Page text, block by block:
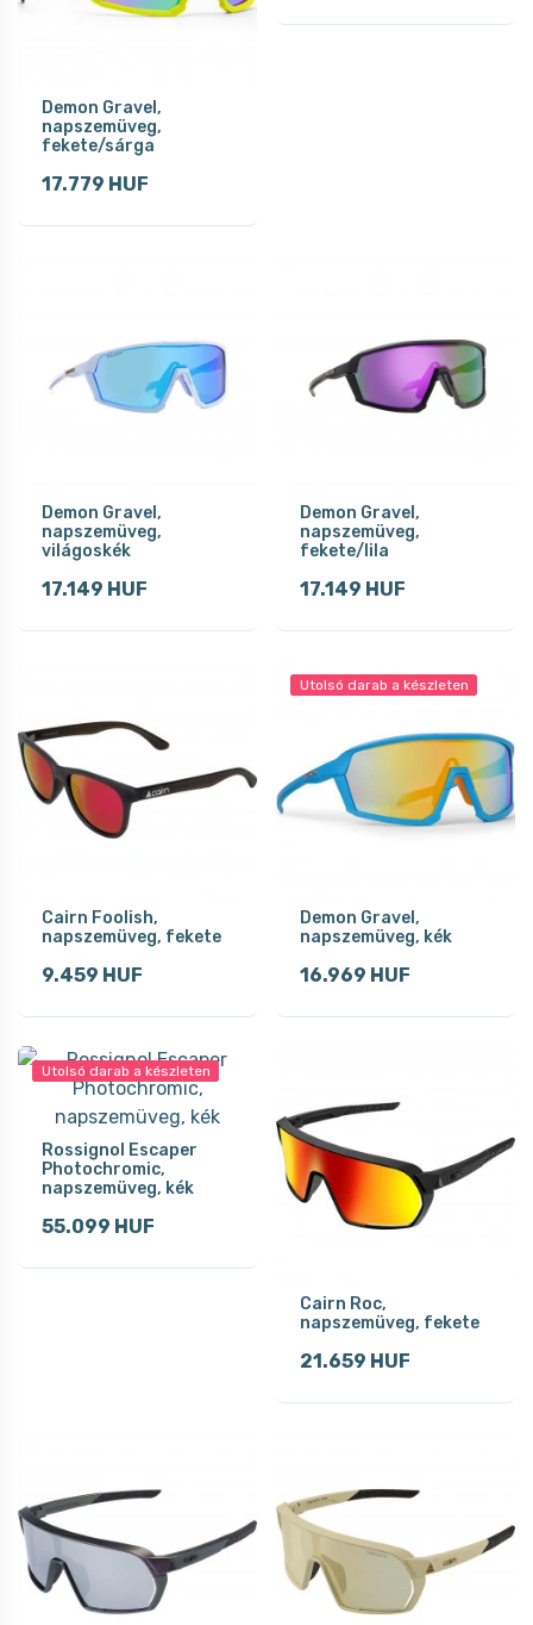
Demon Gravel,
napszemüveg,
fekete/sárga
17.779 HUF
Demon Gravel,
napszemüveg,
világoskék
17.149 HUF
Demon Gravel,
napszemüveg,
fekete/lila
17.149 HUF
Cairn Foolish,
napszemüveg, fekete
9.459 HUF
Utolsó darab a készleten
Demon Gravel,
napszemüveg, kék
16.969 HUF
Utolsó darab a készleten
Rossignol Escaper
Photochromic,
napszemüveg, kék
55.099 HUF
Cairn Roc,
napszemüveg, fekete
21.659 HUF